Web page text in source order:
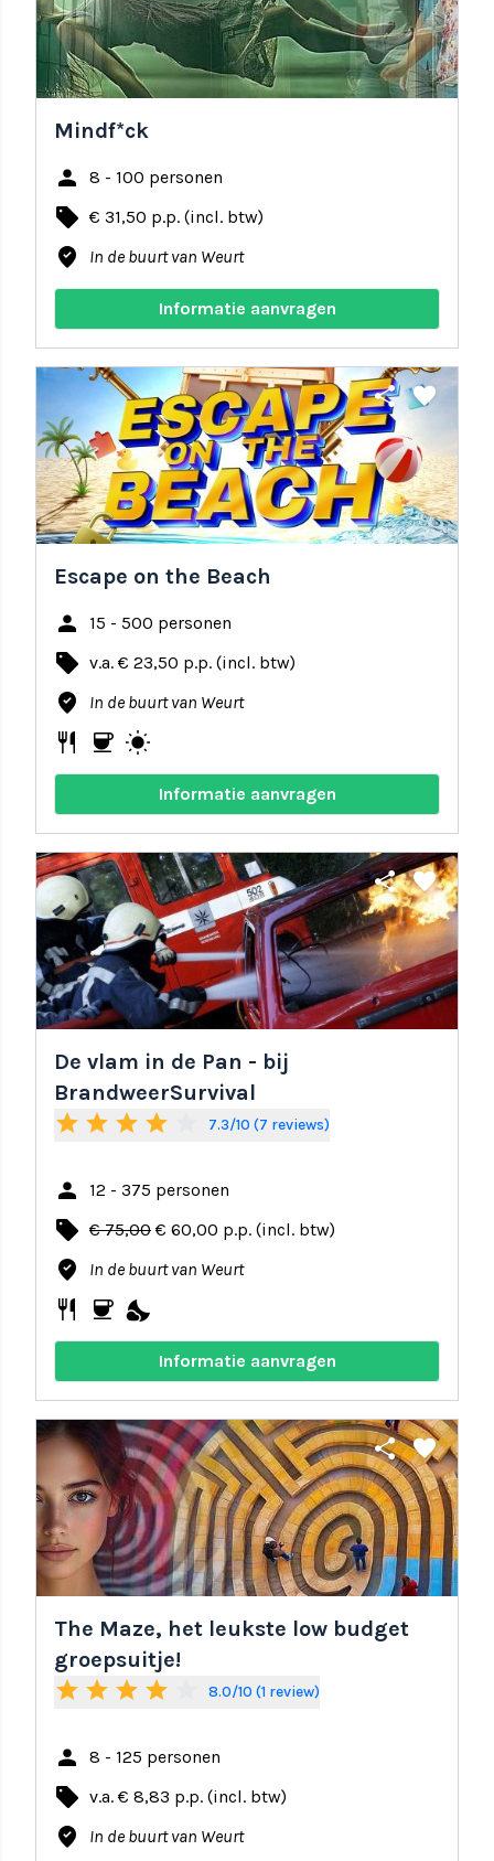
Mindf*ck
person 8 - 100 personen
local_offer € 31,50 p.p. (incl. btw)
where_to_vote In de buurt van Weurt
Informatie aanvragen
share favorite
Escape on the Beach
person 15 - 500 personen
local_offer v.a. € 23,50 p.p. (incl. btw)
where_to_vote In de buurt van Weurt
restaurant coffee wb_sunny
Informatie aanvragen
share favorite
De vlam in de Pan - bij
BrandweerSurvival
star star star star 7.3/10 (7 reviews)
person 12 - 375 personen
local_offer € 75,00 € 60,00 p.p. (incl. btw)
where_to_vote In de buurt van Weurt
restaurant coffee nights_stay
Informatie aanvragen
share favorite
The Maze, het leukste low budget
groepsuitje!
star star star star 8.0/10 (1 review)
person 8 - 125 personen
local_offer v.a. € 8,83 p.p. (incl. btw)
where_to_vote In de buurt van Weurt